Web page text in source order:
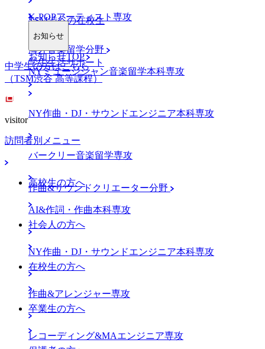
K-POPアーティスト専攻
海外音楽留学分野
NYミュージシャン音楽留学本科専攻
NY作曲・DJ・サウンドエンジニア本科専攻
バークリー音楽留学専攻
作曲&サウンドクリエーター分野
AI&作詞・作曲本科専攻
NY作曲・DJ・サウンドエンジニア本科専攻
作曲&アレンジャー専攻
レコーディング&MAエンジニア専攻
TSM渋谷の在校生
学生生活サポート
お知らせ
お知らせTOP
中学生の方はこちら
（TSM渋谷 高等課程）
visitor
訪問者別メニュー
高校生の方へ
社会人の方へ
在校生の方へ
卒業生の方へ